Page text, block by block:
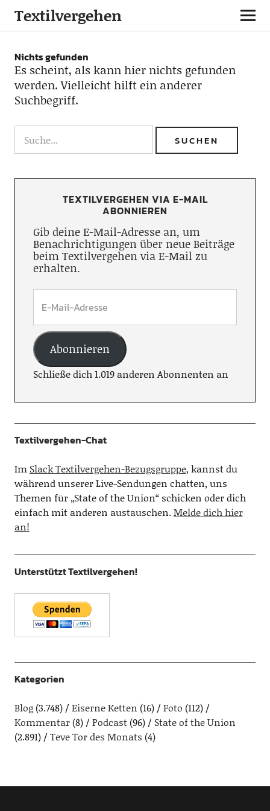
Textilvergehen
Nichts gefunden
Es scheint, als kann hier nichts gefunden
werden. Vielleicht hilft ein anderer
Suchbegriff.
TEXTILVERGEHEN VIA E-MAIL
ABONNIEREN
Gib deine E-Mail-Adresse an, um
Benachrichtigungen über neue Beiträge
beim Textilvergehen via E-Mail zu
erhalten.
Abonnieren
Schließe dich 1.019 anderen Abonnenten an
Textilvergehen-Chat
Im Slack Textilvergehen-Bezugsgruppe, kannst du
während unserer Live-Sendungen chatten, uns
Themen für „State of the Union“ schicken oder dich
einfach mit anderen austauschen.Melde dich hier
an!
Unterstützt Textilvergehen!
Kategorien
Blog(3.748) Eiserne Ketten (16) Foto (112)
Kommentar(8) Podcast(96)
State of the Union
(2.891)
Teve Tor des Monats (4)